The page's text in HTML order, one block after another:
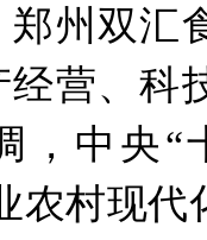
在重新“耕种”中原
二十条硬核举措出炉
主汛期防汛抗旱工作
上改变了中国人民
州双汇
营、科
，中央“
农村现代